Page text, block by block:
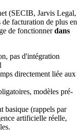
(SECIB, Jarvis Legal,
facturation de plus en
de fonctionnerdans
pas d'intégration
directement liée aux
modèles pré-
basique (rappels par
artificielle réelle,